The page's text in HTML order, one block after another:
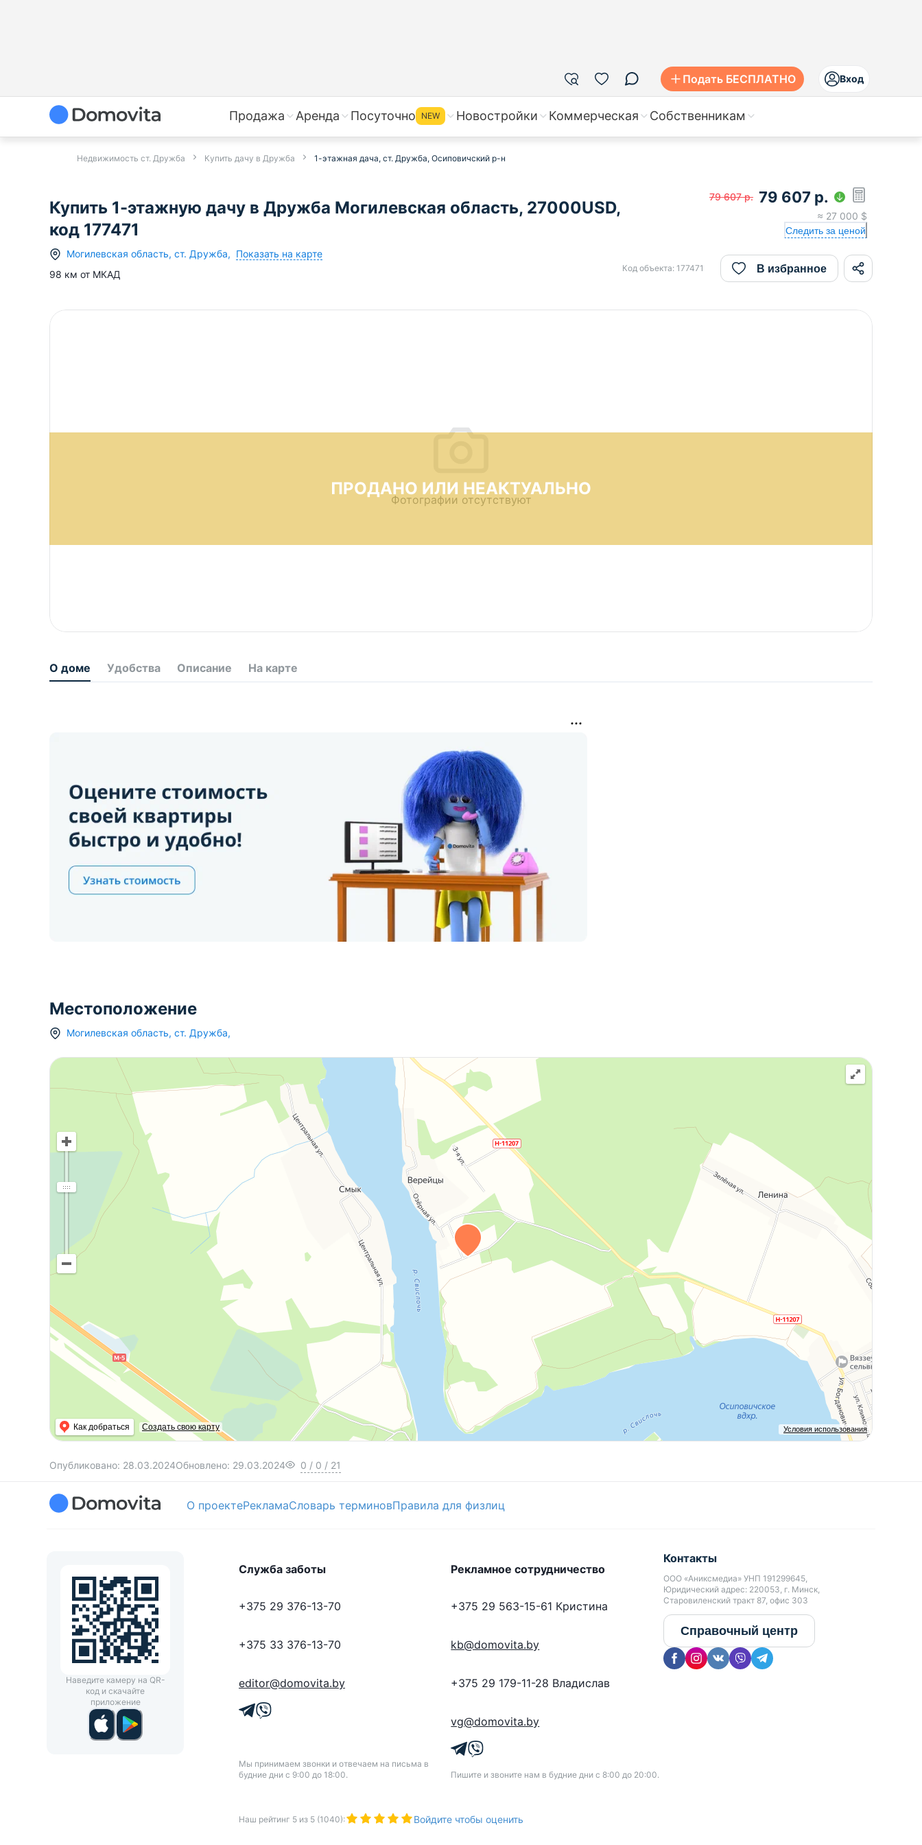
Подать БЕСПЛАТНО Вход
Продажа Аренда Посуточно NEW Новостройки Коммерческая Собственникам
Недвижимость ст. Дружба Купить дачу в Дружба 1-этажная дача, ст. Дружба, Осиповичский р-н
Купить 1-этажную дачу в Дружба Могилевская область, 27000USD,
код 177471
Могилевская область, ст. Дружба, Показать на карте
98 км от МКАД
79 607 р. 79 607 р.
≈ 27 000 $
Следить за ценой
Код объекта: 177471 В избранное
ПРОДАНО ИЛИ НЕАКТУАЛЬНО
Фотографии отсутствуют
О доме Удобства Описание На карте
Местоположение
Могилевская область, ст. Дружба,
Условия использования
Как добраться Создать свою карту
Опубликовано: 28.03.2024Обновлено: 29.03.2024 0 / 0 / 21
О проектеРекламаСловарь терминовПравила для физлиц
Наведите камеру на QR-
код и скачайте
приложение
Служба заботы
+375 29 376-13-70
+375 33 376-13-70
editor@domovita.by
Мы принимаем звонки и отвечаем на письма в
будние дни с 9:00 до 18:00.
Рекламное сотрудничество
+375 29 563-15-61 Кристина
kb@domovita.by
+375 29 179-11-28 Владислав
vg@domovita.by
Пишите и звоните нам в будние дни с 8:00 до 20:00.
Контакты
ООО «Аниксмедиа» УНП 191299645,
Юридический адрес: 220053, г. Минск,
Старовиленский тракт 87, офис 303
Справочный центр
Наш рейтинг 5 из 5 (1040): Войдите чтобы оценить